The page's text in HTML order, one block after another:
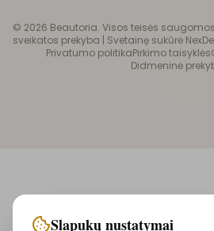
© 2026 Beautoria. Visos teisės
sveikatos prekyba | Svetainę sukūrė
Privatumo politikaPirkimo taisyklės
Didmeninė
Slapukų nustatymai